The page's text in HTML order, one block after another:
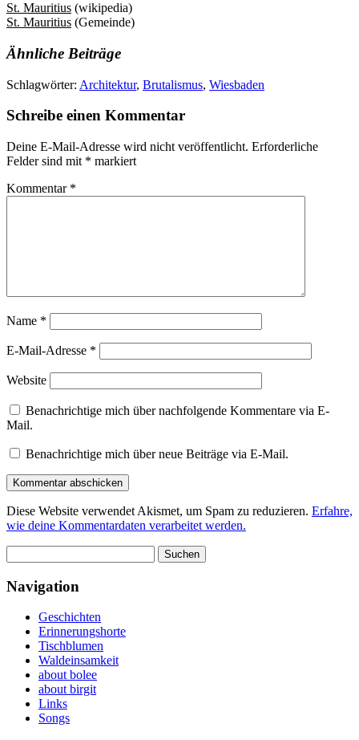
St. Mauritius (wikipedia)
St. Mauritius (Gemeinde)
Ähnliche Beiträge
Schlagwörter: Architektur, Brutalismus, Wiesbaden
Schreibe einen Kommentar
Deine E-Mail-Adresse wird nicht veröffentlicht. Erforderliche
Felder sind mit * markiert
Kommentar *
Name *
E-Mail-Adresse *
Website
Benachrichtige mich über nachfolgende Kommentare via E-
Mail.
Benachrichtige mich über neue Beiträge via E-Mail.
Diese Website verwendet Akismet, um Spam zu reduzieren. Erfahre,
wie deine Kommentardaten verarbeitet werden.
Navigation
Geschichten
Erinnerungshorte
Tischblumen
Waldeinsamkeit
about bolee
about birgit
Links
Songs